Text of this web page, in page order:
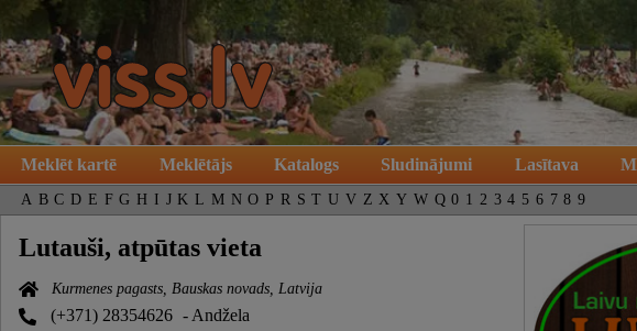
Meklēt kartē Meklētājs Katalogs Sludinājumi Lasītava
A B C D E F G H I J K L M N O P R S T U V Z X Y W Q 0 1 2 3 4 5 6 7 8 9
Lutauši, atpūtas vieta
Kurmenes pagasts, Bauskas novads, Latvija
(+371) 28354626 - Andžela